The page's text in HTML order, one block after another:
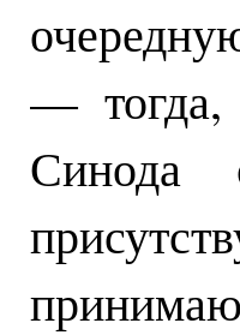
— тогда,
Синода